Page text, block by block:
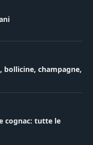
bollicine, champagne,
cognac: tutte le